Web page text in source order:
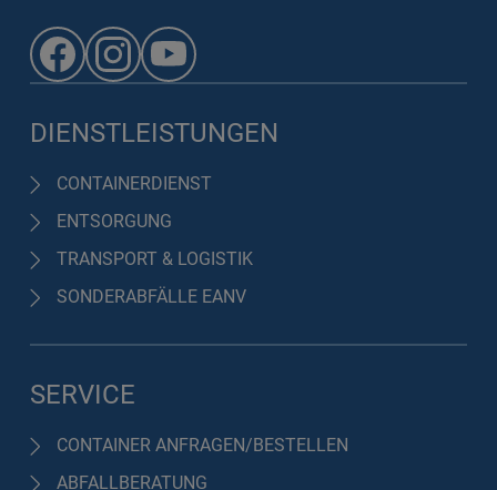
DIENSTLEISTUNGEN
CONTAINERDIENST
ENTSORGUNG
TRANSPORT & LOGISTIK
SONDERABFÄLLE EANV
SERVICE
CONTAINER ANFRAGEN/BESTELLEN
ABFALLBERATUNG